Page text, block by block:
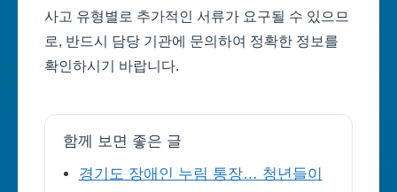
사고 유형별로 추가적인 서류가 요구될 수 있으므
로, 반드시 담당 기관에 문의하여 정확한 정보를
확인하시기 바랍니다.
함께 보면 좋은 글
경기도 장애인 누림 통장… 청년들이